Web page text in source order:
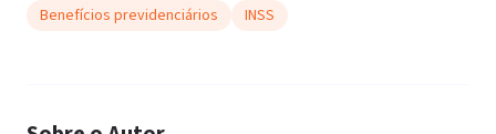
Benefícios previdenciários INSS